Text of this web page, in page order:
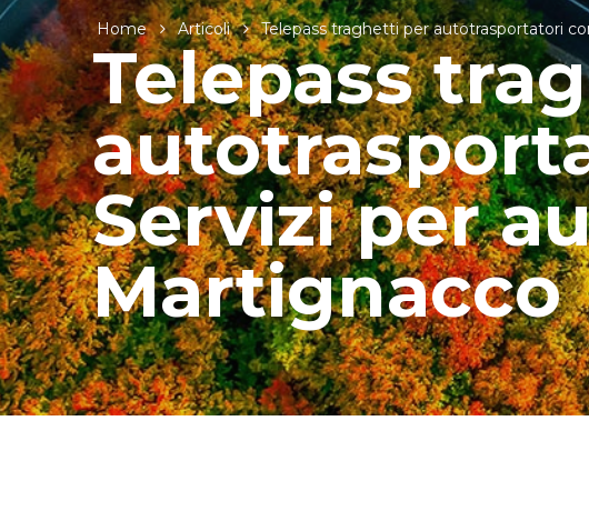
Home Articoli Telepass traghetti per autotrasportatori
Telepass
Servizi per
Martignacco